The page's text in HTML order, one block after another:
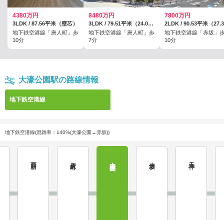
4380万円
3LDK / 87.56平米（壁芯）
地下鉄空港線「唐人町」歩
10分
8480万円
3LDK / 79.51平米（24.05坪）（壁芯）
地下鉄空港線「唐人町」歩
7分
7800万円
地下鉄空港線「赤坂」
10分
大濠公園駅の路線情報
地下鉄空港線
地下鉄空港線(混雑率：140%(大濠公園→赤坂))